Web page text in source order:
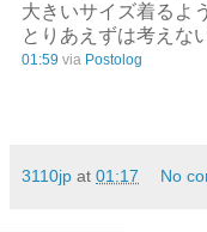
大きいサイズ着るよ
とりあえずは考えな
01:59 via Postolog
3110jp at 01:17 No